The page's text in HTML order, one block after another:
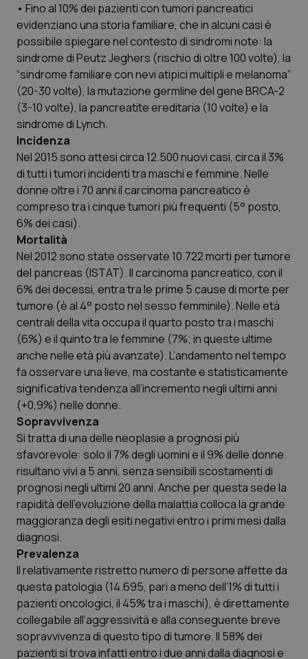
• Fino al 10% dei pazienti con tumori pancreatici
evidenziano una storia familiare, che in alcuni casi è
possibile spiegare nel contesto di sindromi note: la
sindrome di Peutz Jeghers (rischio di oltre 100 volte), la
“sindrome familiare con nevi atipici multipli e melanoma”
(20-30 volte), la mutazione germline del gene BRCA-2
(3-10 volte), la pancreatite ereditaria (10 volte) e la
sindrome di Lynch.
Incidenza
Nel 2015 sono attesi circa 12.500 nuovi casi, circa il 3%
di tutti i tumori incidenti tra maschi e femmine. Nelle
donne oltre i 70 anni il carcinoma pancreatico è
compreso tra i cinque tumori più frequenti (5° posto,
6% dei casi).
Mortalità
Nel 2012 sono state osservate 10.722 morti per tumore
del pancreas (ISTAT). Il carcinoma pancreatico, con il
6% dei decessi, entra tra le prime 5 cause di morte per
tumore (è al 4° posto nel sesso femminile). Nelle età
centrali della vita occupa il quarto posto tra i maschi
(6%) e il quinto tra le femmine (7%; in queste ultime
anche nelle età più avanzate). L’andamento nel tempo
fa osservare una lieve, ma costante e statisticamente
significativa tendenza all’incremento negli ultimi anni
(+0,9%) nelle donne.
Sopravvivenza
Si tratta di una delle neoplasie a prognosi più
sfavorevole: solo il 7% degli uomini e il 9% delle donne
risultano vivi a 5 anni, senza sensibili scostamenti di
prognosi negli ultimi 20 anni. Anche per questa sede la
rapidità dell’evoluzione della malattia colloca la grande
maggioranza degli esiti negativi entro i primi mesi dalla
diagnosi.
Prevalenza
Il relativamente ristretto numero di persone affette da
questa patologia (14.695, pari a meno dell’1% di tutti i
pazienti oncologici, il 45% tra i maschi), è direttamente
collegabile all’aggressività e alla conseguente breve
sopravvivenza di questo tipo di tumore. Il 58% dei
pazienti si trova infatti entro i due anni dalla diagnosi e
PHPSESSID
_ga_KM60CM4NPH .quotidianosanita.it
Nome
Fornitore/
Dominio
Scadenza
_ga_0VMQEQKQ1N .quotidianosanita.it
1 anno 1
viene
Nome Fornitore / Dominio Scadenza
VISITOR_INFO1_LIVE
Google LLC
5 mesi 4
settimane